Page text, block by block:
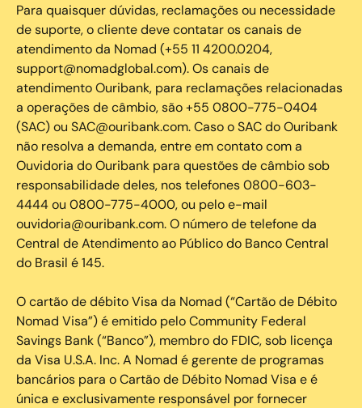
Para quaisquer dúvidas, reclamações ou necessidade
de suporte, o cliente deve contatar os canais de
atendimento da Nomad (+55 11 4200.0204,
support@nomadglobal.com). Os canais de
atendimento Ouribank, para reclamações relacionadas
a operações de câmbio, são +55 0800-775-0404
(SAC) ou SAC@ouribank.com. Caso o SAC do Ouribank
não resolva a demanda, entre em contato com a
Ouvidoria do Ouribank para questões de câmbio sob
responsabilidade deles, nos telefones 0800-603-
4444 ou 0800-775-4000, ou pelo e-mail
ouvidoria@ouribank.com. O número de telefone da
Central de Atendimento ao Público do Banco Central
do Brasil é 145.
O cartão de débito Visa da Nomad (“Cartão de Débito
Nomad Visa”) é emitido pelo Community Federal
Savings Bank (“Banco”), membro do FDIC, sob licença
da Visa U.S.A. Inc. A Nomad é gerente de programas
bancários para o Cartão de Débito Nomad Visa e é
única e exclusivamente responsável por fornecer